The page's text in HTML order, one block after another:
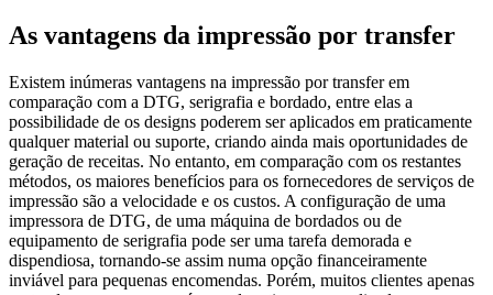
As vantagens da impressão por transfer
Existem inúmeras vantagens na impressão por transfer em
comparação com a DTG, serigrafia e bordado, entre elas a
possibilidade de os designs poderem ser aplicados em praticamente
qualquer material ou suporte, criando ainda mais oportunidades de
geração de receitas. No entanto, em comparação com os restantes
métodos, os maiores benefícios para os fornecedores de serviços de
impressão são a velocidade e os custos. A configuração de uma
impressora de DTG, de uma máquina de bordados ou de
equipamento de serigrafia pode ser uma tarefa demorada e
dispendiosa, tornando-se assim numa opção financeiramente
inviável para pequenas encomendas. Porém, muitos clientes apenas